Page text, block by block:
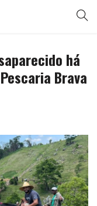
há
Brava